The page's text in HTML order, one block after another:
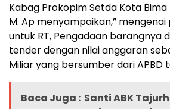
Kabag Prokopim Setda Kota Bima
M. Ap menyampaikan,”
untuk RT, Pengadaan barangnya
tender dengan nilai anggaran
Miliar yang bersumber dari APBD
Baca Juga : Santi ABK